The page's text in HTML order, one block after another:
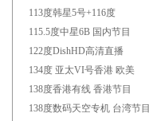
113度韩星5号+116度
115.5度中星6B 国内节目
122度DishHD高清直播
134度 亚太VI号香港 欧美
138度香港有线 香港节目
138度数码天空专机 台湾节目